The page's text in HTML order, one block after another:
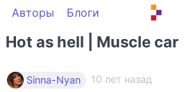
Авторы Блоги
Hot as hell | Muscle car
Sinna-Nyan 10 лет назад